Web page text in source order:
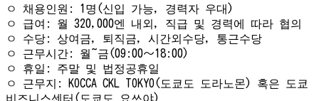
ㅇ 채용인원: 1명(신입 가능, 경력자 우대)
ㅇ 급여: 월 320,000엔 내외, 직급 및 경력에 따라 협의
ㅇ 수당: 상여금, 퇴직금, 시간외수당, 통근수당
ㅇ 근무시간: 월~금(09:00〜18:00)
ㅇ 휴일: 주말 및 법정공휴일
ㅇ 근무지: KOCCA CKL TOKYO(도쿄도 도라노몬) 혹은 도쿄
비즈니스센터(도쿄도 요쓰야)